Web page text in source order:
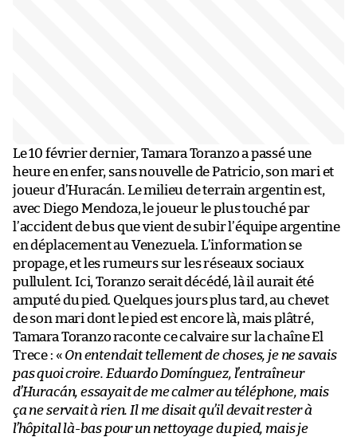
Le 10 février dernier, Tamara Toranzo a passé une
heure en enfer, sans nouvelle de Patricio, son mari et
joueur d’Huracán. Le milieu de terrain argentin est,
avec Diego Mendoza, le joueur le plus touché par
l’accident de bus que vient de subir l’équipe argentine
en déplacement au Venezuela. L’information se
propage, et les rumeurs sur les réseaux sociaux
pullulent. Ici, Toranzo serait décédé, là il aurait été
amputé du pied. Quelques jours plus tard, au chevet
de son mari dont le pied est encore là, mais plâtré,
Tamara Toranzo raconte ce calvaire sur la chaîne El
Trece : « On entendait tellement de choses, je ne savais
pas quoi croire. Eduardo Domínguez, l’entraîneur
d’Huracán, essayait de me calmer au téléphone, mais
ça ne servait à rien. Il me disait qu’il devait rester à
l’hôpital là-bas pour un nettoyage du pied, mais je